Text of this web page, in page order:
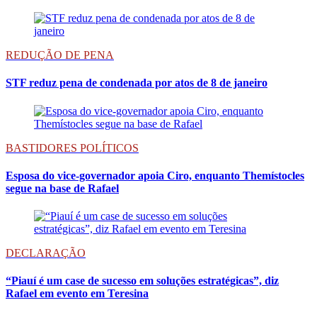
REDUÇÃO DE PENA
STF reduz pena de condenada por atos de 8 de janeiro
BASTIDORES POLÍTICOS
Esposa do vice-governador apoia Ciro, enquanto Themístocles
segue na base de Rafael
DECLARAÇÃO
“Piauí é um case de sucesso em soluções estratégicas”, diz
Rafael em evento em Teresina